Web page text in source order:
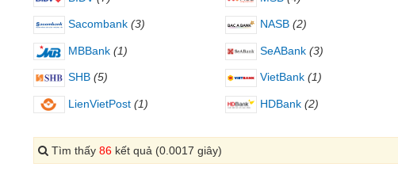
Sacombank (3) NASB (2)
MBBank (1) SeABank (3)
SHB (5) VietBank (1)
LienVietPost (1) HDBank (2)
Tìm thấy 86 kết quả (0.0017 giây)